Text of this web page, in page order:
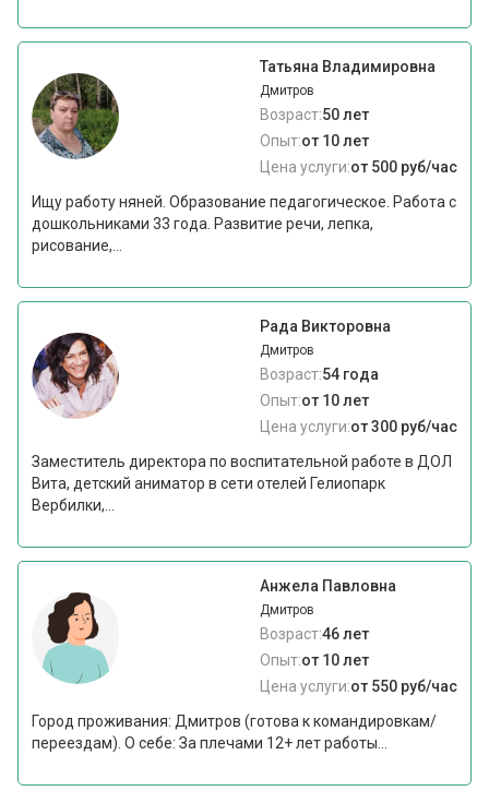
Татьяна Владимировна
Дмитров
Возраст:50 лет
Опыт:от 10 лет
Цена услуги:от 500 руб/час
Ищу работу няней. Образование педагогическое. Работа с
дошкольниками 33 года. Развитие речи, лепка,
рисование,...
Рада Викторовна
Дмитров
Возраст:54 года
Опыт:от 10 лет
Цена услуги:от 300 руб/час
Заместитель директора по воспитательной работе в ДОЛ
Вита, детский аниматор в сети отелей Гелиопарк
Вербилки,...
Анжела Павловна
Дмитров
Возраст:46 лет
Опыт:от 10 лет
Цена услуги:от 550 руб/час
Город проживания: Дмитров (готова к командировкам/
переездам). О себе: За плечами 12+ лет работы...